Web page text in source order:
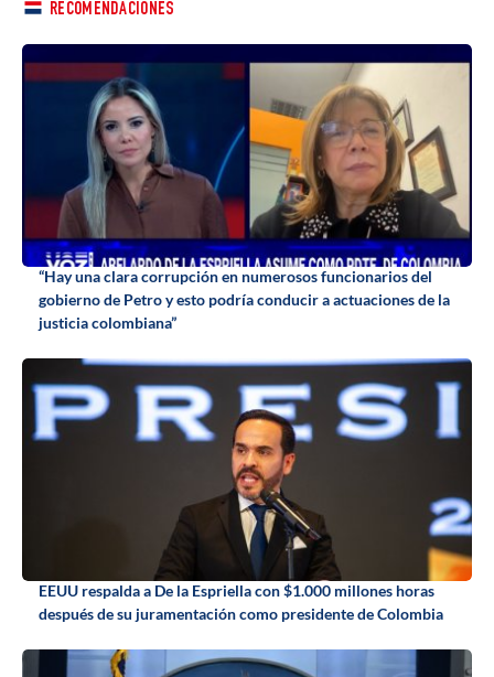
RECOMENDACIONES
“Hay una clara corrupción en numerosos funcionarios del
gobierno de Petro y esto podría conducir a actuaciones de la
justicia colombiana”
EEUU respalda a De la Espriella con $1.000 millones horas
después de su juramentación como presidente de Colombia